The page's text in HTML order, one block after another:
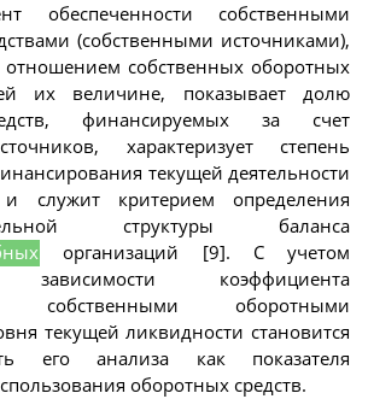
обеспеченности собственными
(собственными источниками),
собственных оборотных
их величине, показывает долю
финансируемых за счет
характеризует степень
текущей деятельности
служит критерием определения
структуры баланса
организаций [9]. С учетом
зависимости коэффициента
собственными оборотными
текущей ликвидности становится
его анализа как показателя
оборотных средств.